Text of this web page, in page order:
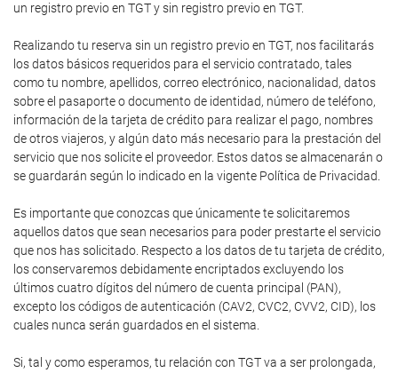
un registro previo en TGT y sin registro previo en TGT.
Realizando tu reserva sin un registro previo en TGT, nos facilitarás
los datos básicos requeridos para el servicio contratado, tales
como tu nombre, apellidos, correo electrónico, nacionalidad, datos
sobre el pasaporte o documento de identidad, número de teléfono,
información de la tarjeta de crédito para realizar el pago, nombres
de otros viajeros, y algún dato más necesario para la prestación del
servicio que nos solicite el proveedor. Estos datos se almacenarán o
se guardarán según lo indicado en la vigente Política de Privacidad.
Es importante que conozcas que únicamente te solicitaremos
aquellos datos que sean necesarios para poder prestarte el servicio
que nos has solicitado. Respecto a los datos de tu tarjeta de crédito,
los conservaremos debidamente encriptados excluyendo los
últimos cuatro dígitos del número de cuenta principal (PAN),
excepto los códigos de autenticación (CAV2, CVC2, CVV2, CID), los
cuales nunca serán guardados en el sistema.
Si, tal y como esperamos, tu relación con TGT va a ser prolongada,